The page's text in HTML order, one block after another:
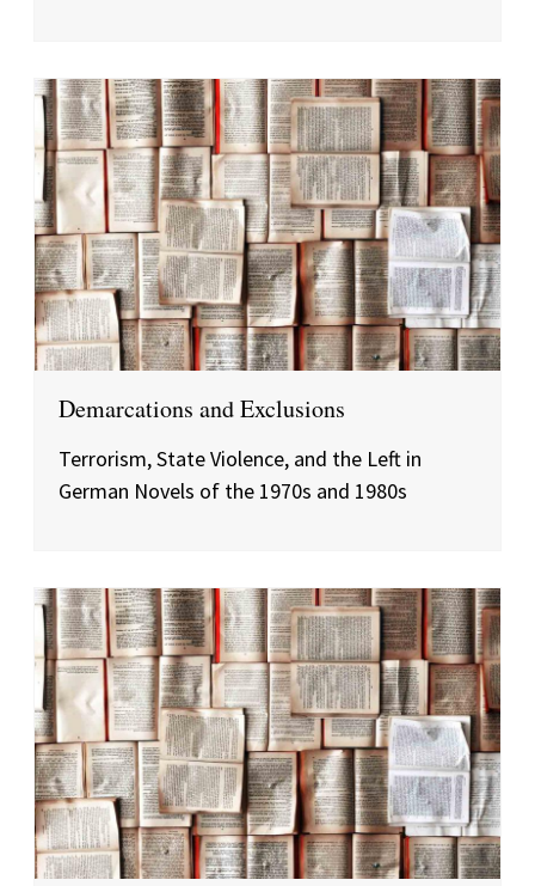
Demarcations and Exclusions
Terrorism, State Violence, and the Left in
German Novels of the 1970s and 1980s